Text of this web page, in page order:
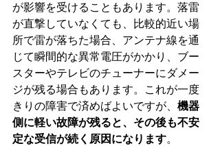
が影響を受けることもあります。落雷
が直撃していなくても、比較的近い場
所で雷が落ちた場合、アンテナ線を通
じて瞬間的な異常電圧がかかり、ブー
スターやテレビのチューナーにダメー
ジが残る場合もあります。これが一度
きりの障害で済めばよいですが、 機器
側に軽い故障が残ると、その後も不安
定な受信が続く原因になります。